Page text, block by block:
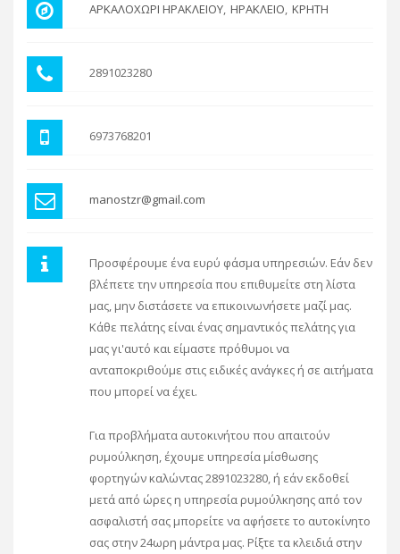
ΑΡΚΑΛΟΧΩΡΙ ΗΡΑΚΛΕΙΟΥ ΗΡΑΚΛΕΙΟ ΚΡΗΤΗ
2891023280
6973768201
manostzr@gmail.com
Προσφέρουμε ένα ευρύ φάσμα υπηρεσιών. Εάν δεν
βλέπετε την υπηρεσία που επιθυμείτε στη λίστα
μας, μην διστάσετε να επικοινωνήσετε μαζί μας.
Κάθε πελάτης είναι ένας σημαντικός πελάτης για
μας γι'αυτό και είμαστε πρόθυμοι να
ανταποκριθούμε στις ειδικές ανάγκες ή σε αιτήματα
που μπορεί να έχει.
Για προβλήματα αυτοκινήτου που απαιτούν
ρυμούλκηση, έχουμε υπηρεσία μίσθωσης
φορτηγών καλώντας 2891023280, ή εάν εκδοθεί
μετά από ώρες η υπηρεσία ρυμούλκησης από τον
ασφαλιστή σας μπορείτε να αφήσετε το αυτοκίνητο
σας στην 24ωρη μάντρα μας. Ρίξτε τα κλειδιά στην